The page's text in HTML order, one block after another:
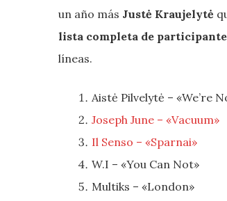
un año más Justė Kraujelytė
lista completa de
líneas.
Aistė Pilvelytė – «We’re
Joseph June – «Vacuum»
Il Senso – «Sparnai»
W.I – «You Can Not»
Multiks – «London»